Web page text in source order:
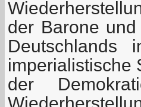
der Barone
imperialistische
der